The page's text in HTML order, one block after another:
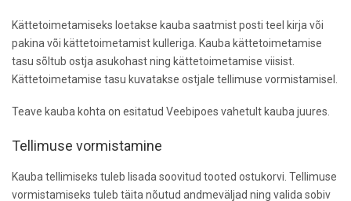
Kättetoimetamiseks loetakse kauba saatmist posti teel kirja või
pakina või kättetoimetamist kulleriga. Kauba kättetoimetamise
tasu sõltub ostja asukohast ning kättetoimetamise viisist.
Kättetoimetamise tasu kuvatakse ostjale tellimuse vormistamisel.
Teave kauba kohta on esitatud Veebipoes vahetult kauba juures.
Tellimuse vormistamine
Kauba tellimiseks tuleb lisada soovitud tooted ostukorvi. Tellimuse
vormistamiseks tuleb täita nõutud andmeväljad ning valida sobiv